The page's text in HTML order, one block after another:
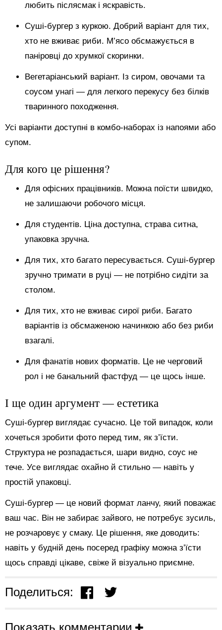
любить післясмак і яскравість.
Суші-бургер з куркою. Добрий варіант для тих,
хто не вживає риби. М’ясо обсмажується в
паніровці до хрумкої скоринки.
Вегетаріанський варіант. Із сиром, овочами та
соусом унагі — для легкого перекусу без білків
тваринного походження.
Усі варіанти доступні в комбо-наборах із напоями або
супом.
Для кого це рішення?
Для офісних працівників. Можна поїсти швидко,
не залишаючи робочого місця.
Для студентів. Ціна доступна, страва ситна,
упаковка зручна.
Для тих, хто багато пересувається. Суші-бургер
зручно тримати в руці — не потрібно сидіти за
столом.
Для тих, хто не вживає сирої риби. Багато
варіантів із обсмаженою начинкою або без риби
взагалі.
Для фанатів нових форматів. Це не черговий
рол і не банальний фастфуд — це щось інше.
І ще один аргумент — естетика
Суші-бургер виглядає сучасно. Це той випадок, коли
хочеться зробити фото перед тим, як з’їсти.
Структура не розпадається, шари видно, соус не
тече. Усе виглядає охайно й стильно — навіть у
простій упаковці.
Суші-бургер — це новий формат ланчу, який поважає
ваш час. Він не забирає зайвого, не потребує зусиль,
не розчаровує у смаку. Це рішення, яке доводить:
навіть у будній день посеред графіку можна з’їсти
щось справді цікаве, свіже й візуально приємне.
Поделиться:
Показать комментарии